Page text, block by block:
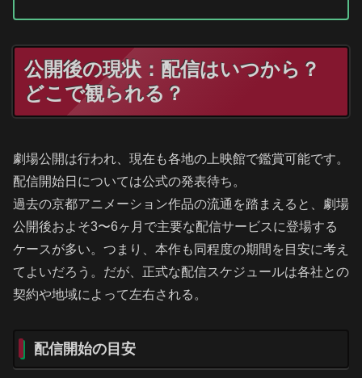
公開後の現状：配信はいつから？
どこで観られる？
劇場公開は行われ、現在も各地の上映館で鑑賞可能です。
配信開始日については公式の発表待ち。
過去の京都アニメーション作品の流通を踏まえると、劇場
公開後およそ3〜6ヶ月で主要な配信サービスに登場する
ケースが多い。つまり、本作も同程度の期間を目安に考え
てよいだろう。だが、正式な配信スケジュールは各社との
契約や地域によって左右される。
配信開始の目安